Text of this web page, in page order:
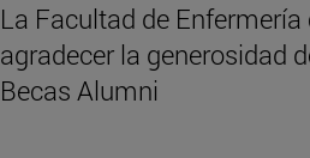
La Facultad de
agradecer la generosidad
Becas Alumni